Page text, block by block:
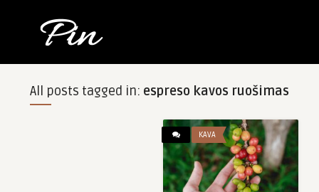
All posts tagged in: espreso kavos ruošimas
KAVA